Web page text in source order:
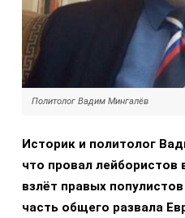
Политолог Вадим Мингалёв
Историк и политолог
что провал лейбористов
взлёт правых
часть общего развала